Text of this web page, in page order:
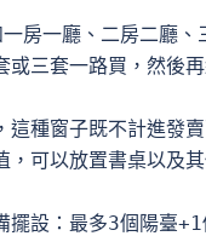
房一廳、二房二廳
三套一路買，然後
種窗子既不計進發
可以放置書桌以及
擺設：最多3個陽臺